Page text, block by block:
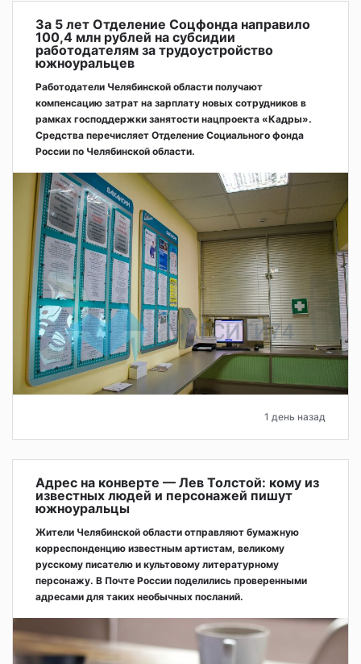
За 5 лет Отделение Соцфонда направило
100,4 млн рублей на субсидии
работодателям за трудоустройство
южноуральцев
Работодатели Челябинской области получают
компенсацию затрат на зарплату новых сотрудников в
рамках господдержки занятости нацпроекта «Кадры».
Средства перечисляет Отделение Социального фонда
России по Челябинской области.
1 день назад
Адрес на конверте — Лев Толстой: кому из
известных людей и персонажей пишут
южноуральцы
Жители Челябинской области отправляют бумажную
корреспонденцию известным артистам, великому
русскому писателю и культовому литературному
персонажу. В Почте России поделились проверенными
адресами для таких необычных посланий.